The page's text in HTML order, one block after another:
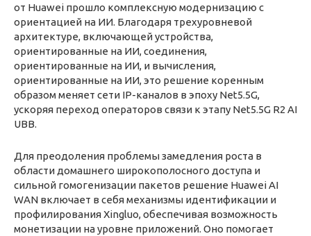
от Huawei прошло комплексную модернизацию с
ориентацией на ИИ. Благодаря трехуровневой
архитектуре, включающей устройства,
ориентированные на ИИ, соединения,
ориентированные на ИИ, и вычисления,
ориентированные на ИИ, это решение коренным
образом меняет сети IP-каналов в эпоху Net5.5G,
ускоряя переход операторов связи к этапу Net5.5G R2 AI
UBB.
Для преодоления проблемы замедления роста в
области домашнего широкополосного доступа и
сильной гомогенизации пакетов решение Huawei AI
WAN включает в себя механизмы идентификации и
профилирования Xingluo, обеспечивая возможность
монетизации на уровне приложений. Оно помогает